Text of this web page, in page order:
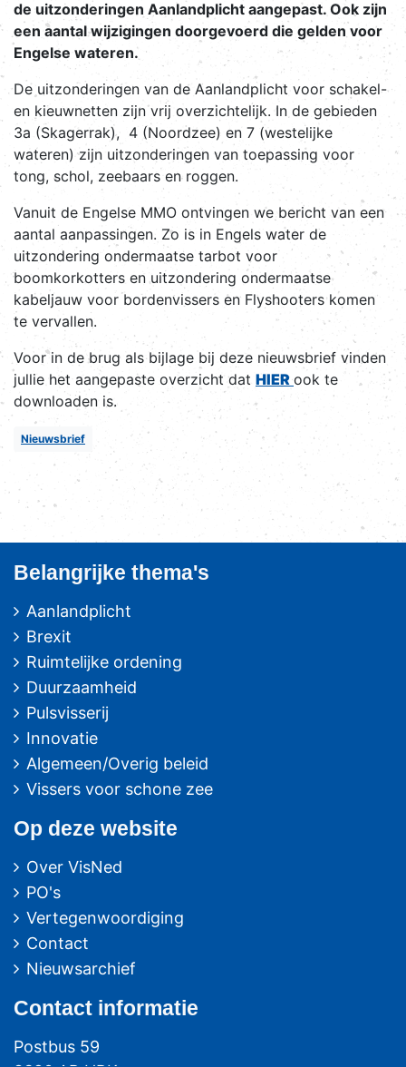
de uitzonderingen Aanlandplicht aangepast. Ook zijn
een aantal wijzigingen doorgevoerd die gelden voor
Engelse wateren.
De uitzonderingen van de Aanlandplicht voor schakel-
en kieuwnetten zijn vrij overzichtelijk. In de gebieden
3a (Skagerrak), 4 (Noordzee) en 7 (westelijke
wateren) zijn uitzonderingen van toepassing voor
tong, schol, zeebaars en roggen.
Vanuit de Engelse MMO ontvingen we bericht van een
aantal aanpassingen. Zo is in Engels water de
uitzondering ondermaatse tarbot voor
boomkorkotters en uitzondering ondermaatse
kabeljauw voor bordenvissers en Flyshooters komen
te vervallen.
Voor in de brug als bijlage bij deze nieuwsbrief vinden
jullie het aangepaste overzicht dat HIER ook te
downloaden is.
Nieuwsbrief
Belangrijke thema's
Aanlandplicht
Brexit
Ruimtelijke ordening
Duurzaamheid
Pulsvisserij
Innovatie
Algemeen/Overig beleid
Vissers voor schone zee
Op deze website
Over VisNed
PO's
Vertegenwoordiging
Contact
Nieuwsarchief
Contact informatie
Postbus 59